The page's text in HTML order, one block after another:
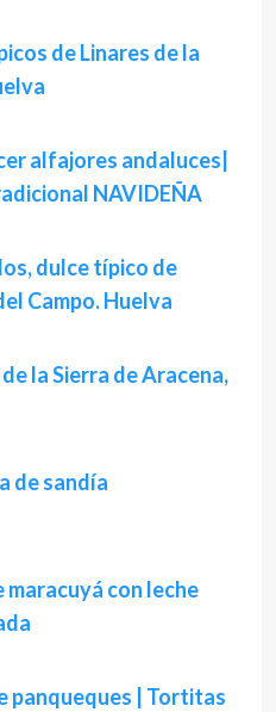
de Linares de la
alfajores andaluces|
NAVIDEÑA
dulce típico de
Campo. Huelva
la Sierra de Aracena,
de sandía
maracuyá con leche
panqueques | Tortitas